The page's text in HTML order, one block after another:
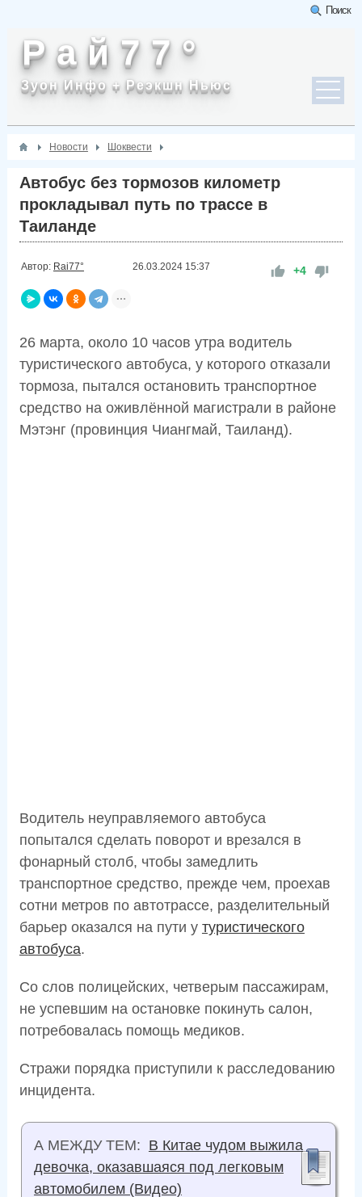
Поиск
Р а й 7 7 °
Зуон Инфо + Реэкшн Ньюс
Новости Шоквести
Автобус без тормозов километр
прокладывал путь по трассе в
Таиланде
Автор: Rai77° 26.03.2024 15:37 +4
26 марта, около 10 часов утра водитель
туристического автобуса, у которого отказали
тормоза, пытался остановить транспортное
средство на оживлённой магистрали в районе
Мэтэнг (провинция Чиангмай, Таиланд).
Водитель неуправляемого автобуса
попытался сделать поворот и врезался в
фонарный столб, чтобы замедлить
транспортное средство, прежде чем, проехав
сотни метров по автотрассе, разделительный
барьер оказался на пути у туристического
автобуса.
Со слов полицейских, четверым пассажирам,
не успевшим на остановке покинуть салон,
потребовалась помощь медиков.
Стражи порядка приступили к расследованию
инцидента.
А МЕЖДУ ТЕМ: В Китае чудом выжила
девочка, оказавшаяся под легковым
автомобилем (Видео)